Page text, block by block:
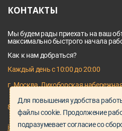
КОНТАКТЫ
Мы будем рады приехать на ваш
максимально быстрого начала
Как к нам добраться?
Каждый день с 10:00 до 20:00
г. Москва, Лихоборская
8 495 128 03 64
info@proservice-klimat.ru
Для повышения удобства
файлы cookie. Продолжение
подразумевает согласие со